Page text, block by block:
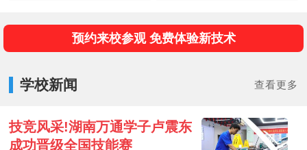
预约来校参观 免费体验新技术
学校新闻 查看更多
技竞风采!湖南万通学子卢震东
成功晋级全国技能赛